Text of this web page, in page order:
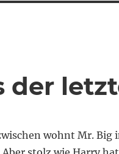
der
wohnt Mr. Big